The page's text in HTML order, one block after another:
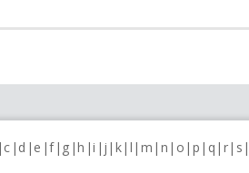
c d e f g h i j k l m n o p q r s